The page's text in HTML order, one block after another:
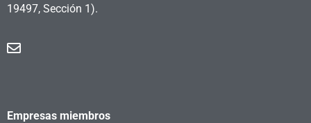
19497, Sección 1).
Empresas miembros